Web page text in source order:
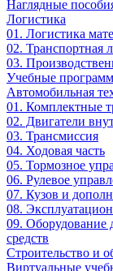
Наглядные
Логистика
01. Логистика
02. Транспортная
03.
Учебные
Автомобильная
01. Комплектные
02. Двигатели
03. Трансмиссия
04. Ходовая часть
05. Тормозное
06. Рулевое
07. Кузов и
08.
09. Оборудование
средств
Строительство и
Виртуальные